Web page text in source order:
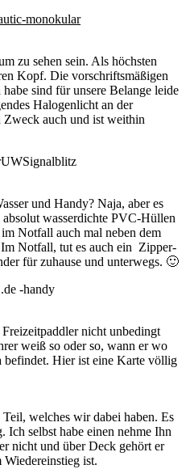
zu sehen sein. Als höchsten
Kopf. Die vorschriftsmäßigen
sind für unsere Belange leide
Halogenlicht an der
Zweck auch und ist weithin
und Handy? Naja, aber es
wasserdichte PVC-Hüllen
Notfall auch mal neben dem
Notfall, tut es auch ein Zipper-
für zuhause und unterwegs. 🙂
nicht unbedingt
weiß so oder so, wann er wo
Hier ist eine Karte völlig
welches wir dabei haben. Es
Ich selbst habe einen nehme Ihn
nicht und über Deck gehört er
ist.